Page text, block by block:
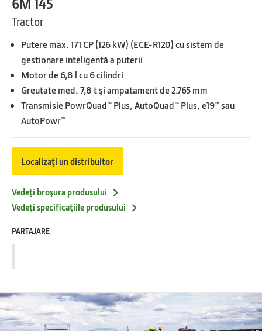
6M 145
Tractor
Putere max. 171 CP (126 kW) (ECE-R120) cu sistem de
gestionare inteligentă a puterii
Motor de 6,8 l cu 6 cilindri
Greutate med. 7,8 t şi ampatament de 2.765 mm
Transmisie PowrQuad™ Plus, AutoQuad™ Plus, e19™ sau
AutoPowr™
Localizaţi un distribuitor
Vedeţi broşura produsului
Vedeţi specificaţiile produsului
PARTAJARE